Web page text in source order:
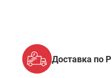
Доставка по